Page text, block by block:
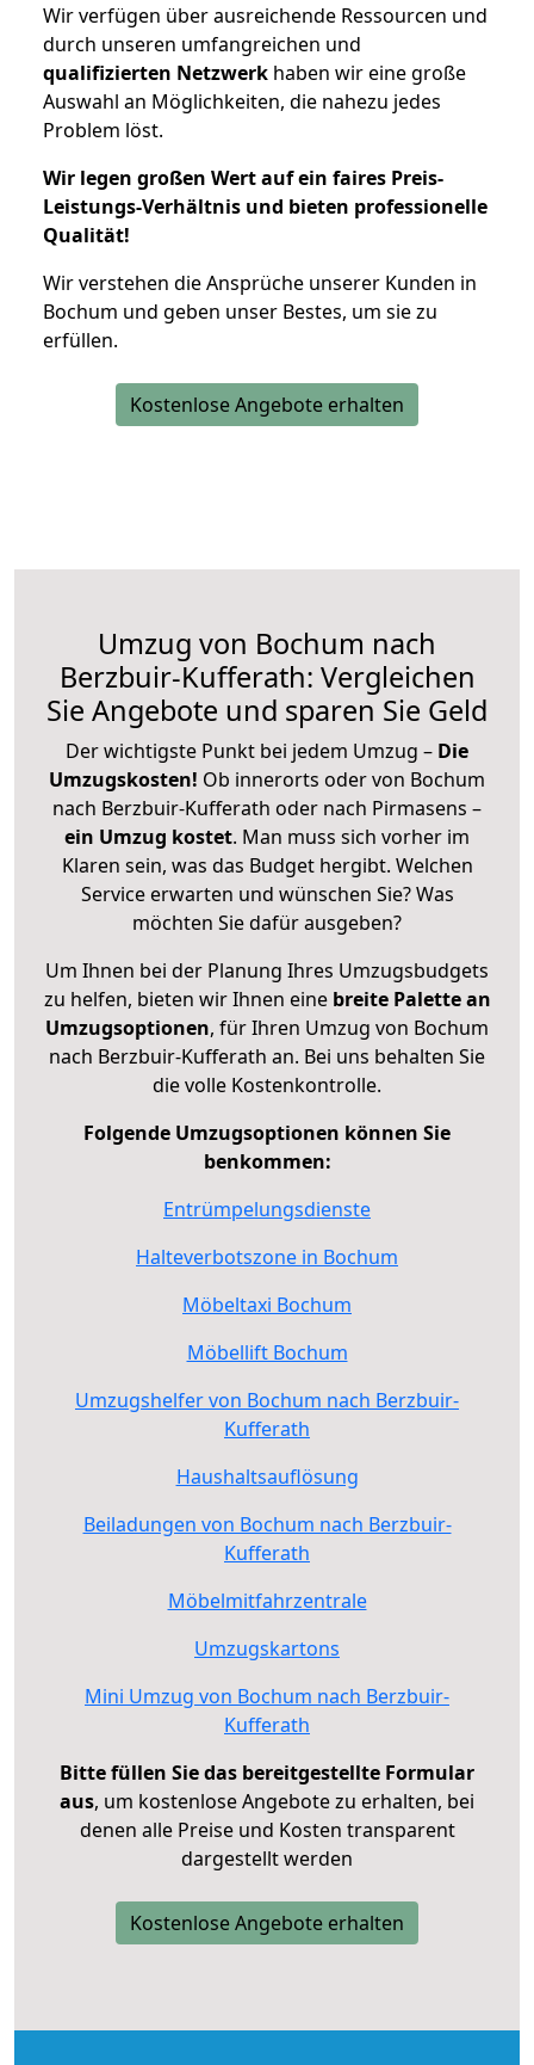
Wir verfügen über ausreichende Ressourcen und
durch unseren umfangreichen und
qualifizierten Netzwerk haben wir eine große
Auswahl an Möglichkeiten, die nahezu jedes
Problem löst.
Wir legen großen Wert auf ein faires Preis-
Leistungs-Verhältnis und bieten professionelle
Qualität!
Wir verstehen die Ansprüche unserer Kunden in
Bochum und geben unser Bestes, um sie zu
erfüllen.
Kostenlose Angebote erhalten
Umzug von Bochum nach
Berzbuir-Kufferath: Vergleichen
Sie Angebote und sparen Sie Geld
Der wichtigste Punkt bei jedem Umzug – Die
Umzugskosten! Ob innerorts oder von Bochum
nach Berzbuir-Kufferath oder nach Pirmasens –
ein Umzug kostet. Man muss sich vorher im
Klaren sein, was das Budget hergibt. Welchen
Service erwarten und wünschen Sie? Was
möchten Sie dafür ausgeben?
Um Ihnen bei der Planung Ihres Umzugsbudgets
zu helfen, bieten wir Ihnen eine breite Palette an
Umzugsoptionen, für Ihren Umzug von Bochum
nach Berzbuir-Kufferath an. Bei uns behalten Sie
die volle Kostenkontrolle.
Folgende Umzugsoptionen können Sie
benkommen:
Entrümpelungsdienste
Halteverbotszone in Bochum
Möbeltaxi Bochum
Möbellift Bochum
Umzugshelfer von Bochum nach Berzbuir-
Kufferath
Haushaltsauflösung
Beiladungen von Bochum nach Berzbuir-
Kufferath
Möbelmitfahrzentrale
Umzugskartons
Mini Umzug von Bochum nach Berzbuir-
Kufferath
Bitte füllen Sie das bereitgestellte Formular
aus, um kostenlose Angebote zu erhalten, bei
denen alle Preise und Kosten transparent
dargestellt werden
Kostenlose Angebote erhalten